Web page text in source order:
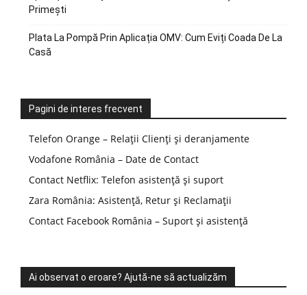
Primești
Plata La Pompă Prin Aplicația OMV: Cum Eviți Coada De La
Casă
Pagini de interes frecvent
Telefon Orange – Relații Clienți și deranjamente
Vodafone România – Date de Contact
Contact Netflix: Telefon asistență și suport
Zara România: Asistență, Retur și Reclamații
Contact Facebook România – Suport și asistență
Ai observat o eroare? Ajută-ne să actualizăm